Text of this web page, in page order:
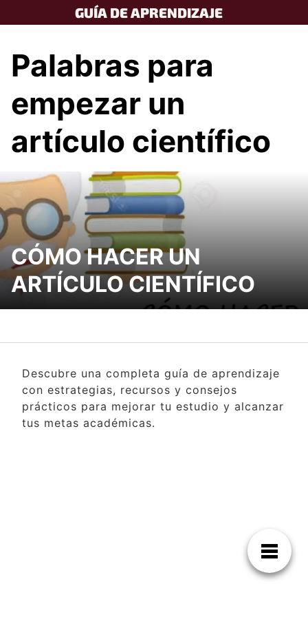
to
GUÍA DE APRENDIZAJE
Palabras para
empezar un
artículo científico
CÓMO HACER UN
ARTÍCULO CIENTÍFICO
Descubre una completa guía de aprendizaje
con estrategias, recursos y consejos
prácticos para mejorar tu estudio y alcanzar
tus metas académicas.